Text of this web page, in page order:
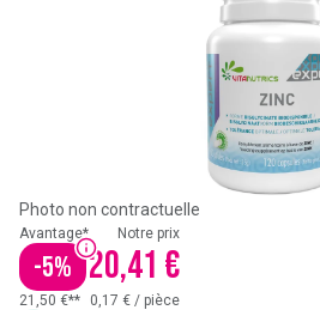
Photo non contractuelle
Avantage*
-5%
Notre prix
20,41 €
21,50 €** 0,17 € / pièce